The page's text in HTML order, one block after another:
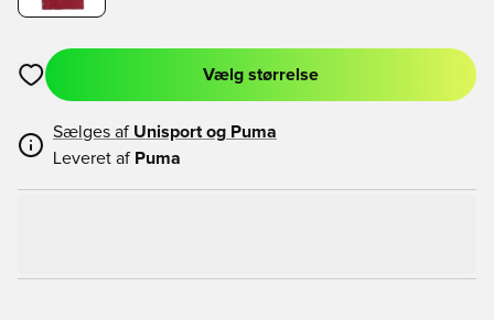
Åbner en Modal til at logge ind eller tilmelde dig som medlem
Vælg størrelse
Sælges af Unisport og Puma
Leveret af Puma